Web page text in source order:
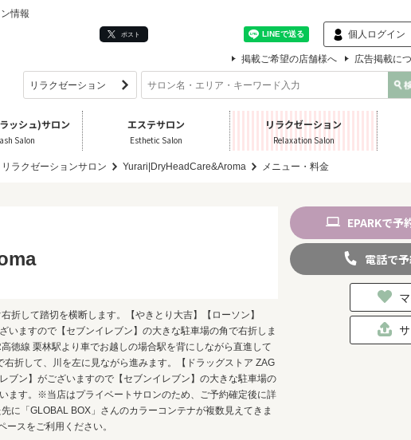
情報
ポスト 個人ログイン
掲載ご希望の店舗様へ 広告掲載に
ッシュ)サロン
Salon
エステサロン
Esthetic Salon
リラクゼーション
Relaxation Salon
ラクゼーションサロン Yurari|DryHeadCare&Aroma メニュー・料金
して踏切を横断します。【やきとり大吉】【ローソン】
いますので【セブンイレブン】の大きな駐車場の角で右折しま
徳線 栗林駅より車でお越しの場合駅を背にしながら直進して
折して、川を左に見ながら進みます。【ドラッグストア ZAG
ブン】がございますので【セブンイレブン】の大きな駐車場の
ます。※当店はプライベートサロンのため、ご予約確定後に詳
「GLOBAL BOX」さんのカラーコンテナが複数見えてきま
スをご利用ください。
EPARKで予
電話で